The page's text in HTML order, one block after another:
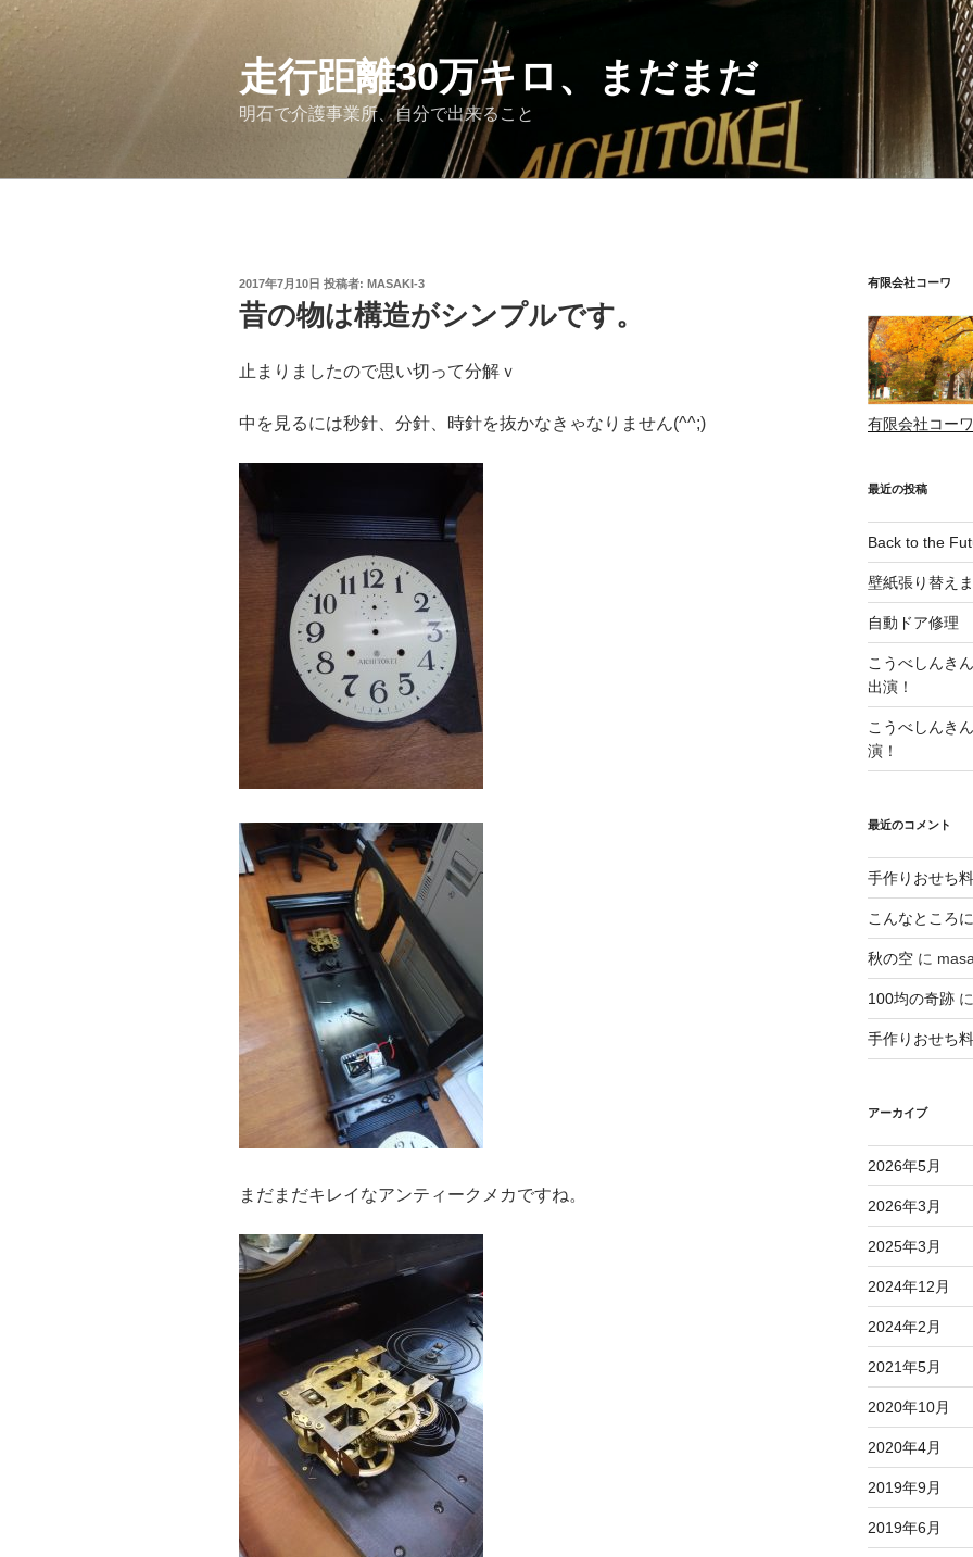
コ
ン
ン
へ
走行距離30万キロ、まだまだ
明石で介護事業所、自分で出来ること
投
稿
日:
2017年7月10日 投稿者: MASAKI-3
昔の物は構造がシンプルです。
止まりましたので思い切って分解ｖ
中を見るには秒針、分針、時針を抜かなきゃなりません(^^;)
まだまだキレイなアンティークメカですね。
有限会社コーワ
有限会社コ
最近の投稿
Back to the
壁紙張り替え
自動ドア修理
こうべしんき
出演！
こうべしんき
演！
最近のコメント
手作りおせち
こんなところ
秋の空に
100均の奇跡
手作りおせち
アーカイブ
2026年5月
2026年3月
2025年3月
2024年12月
2024年2月
2021年5月
2020年10月
2020年4月
2019年9月
2019年6月